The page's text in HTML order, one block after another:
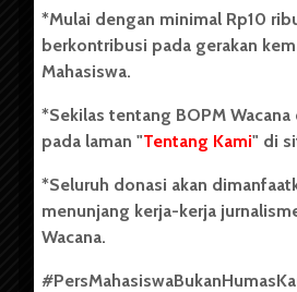
berdiri pada 1 Juli 1995.
Kontribusi
Info Iklan
Pedoman Media Siber
Kode Etik Jurnalistik
*Mulai dengan minimal Rp10
berkontribusi pada gerakan
Mahasiswa.
*Sekilas tentang BOPM
pada laman "Tentang Kami" di
*Seluruh donasi akan
menunjang kerja-kerja
Wacana.